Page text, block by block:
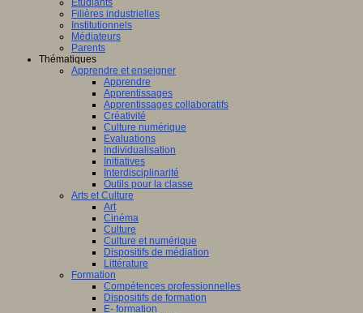
Etudiants
Filières industrielles
Institutionnels
Médiateurs
Parents
Thématiques
Apprendre et enseigner
Apprendre
Apprentissages
Apprentissages collaboratifs
Créativité
Culture numérique
Evaluations
Individualisation
Initiatives
Interdisciplinarité
Outils pour la classe
Arts et Culture
Art
Cinéma
Culture
Culture et numérique
Dispositifs de médiation
Littérature
Formation
Compétences professionnelles
Dispositifs de formation
E- formation